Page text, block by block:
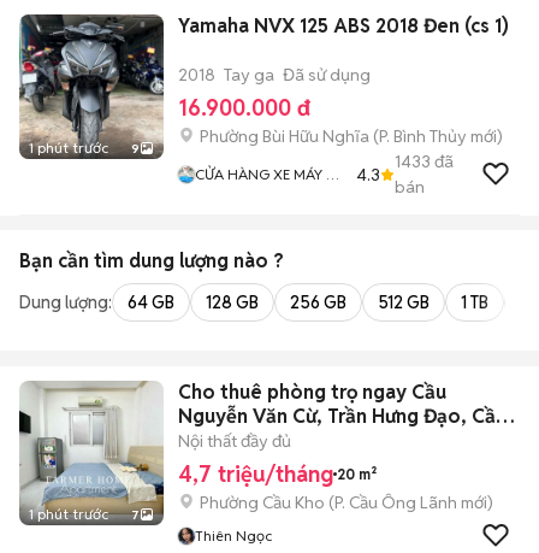
1 phút trước 9
Yamaha NVX 125 ABS 2018 Đen (cs 1)
2018 Tay ga Đã sử dụng
16.900.000 đ
Phường Bùi Hữu Nghĩa (P. Bình Thủy mới)
CỬA HÀNG XE MÁY VŨ
4.3
1433 đã
bán
Bạn cần tìm dung lượng nào ?
Dung lượng: 64 GB 128 GB 256 GB 512 GB 1 TB
1 phút trước 7
Cho thuê phòng trọ ngay Cầu
Nguyễn Văn Cừ, Trần Hưng Đạo, Cầu
Kho, Q1
Nội thất đầy đủ
4,7 triệu/tháng 20 m²
Phường Cầu Kho (P. Cầu Ông Lãnh mới)
Thiên Ngọc